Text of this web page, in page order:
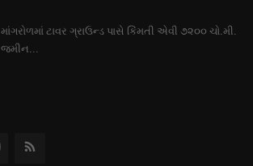
માંગરોળમાં ટાવર ગ્રાઉન્ડ પાસે કિંમતી એવી ૭૨૦૦ ચો.મી.
જમીન...